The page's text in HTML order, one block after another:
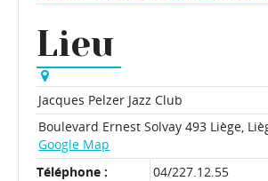
Lieu
Jacques Pelzer Jazz Club
Boulevard Ernest Solvay 493 Liège,
Google Map
Téléphone :
04/227.12.55